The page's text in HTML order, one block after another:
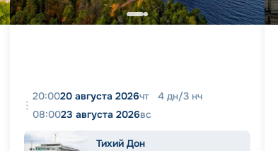
20:0020 августа 2026чт 4 дн/3 нч
08:0023 августа 2026вс
Тихий Дон